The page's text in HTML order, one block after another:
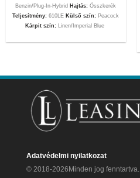
Benzin/Plug-In-Hybrid Hajtás:Összkerék
Teljesítmény:610LE Külső szín: Peacock
Kárpit szín:Linen/Imperial Blue
Adatvédelmi nyilatkozat
© 2018-2026Minden jog fenntartva.